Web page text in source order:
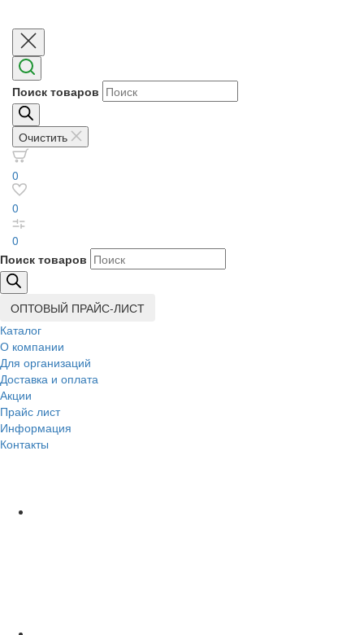
Поиск товаров
Очистить
0
0
0
Поиск товаров
ОПТОВЫЙ ПРАЙС-ЛИСТ
Каталог
О компании
Для организаций
Доставка и оплата
Акции
Прайс лист
Информация
Контакты